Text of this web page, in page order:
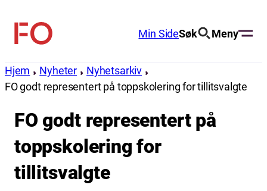
innhold
FO
Min SideSøk Meny
Hjem Nyheter
Nyhetsarkiv
FO godt representert på toppskolering for tillitsvalgte
FO godt representert på
toppskolering for
tillitsvalgte